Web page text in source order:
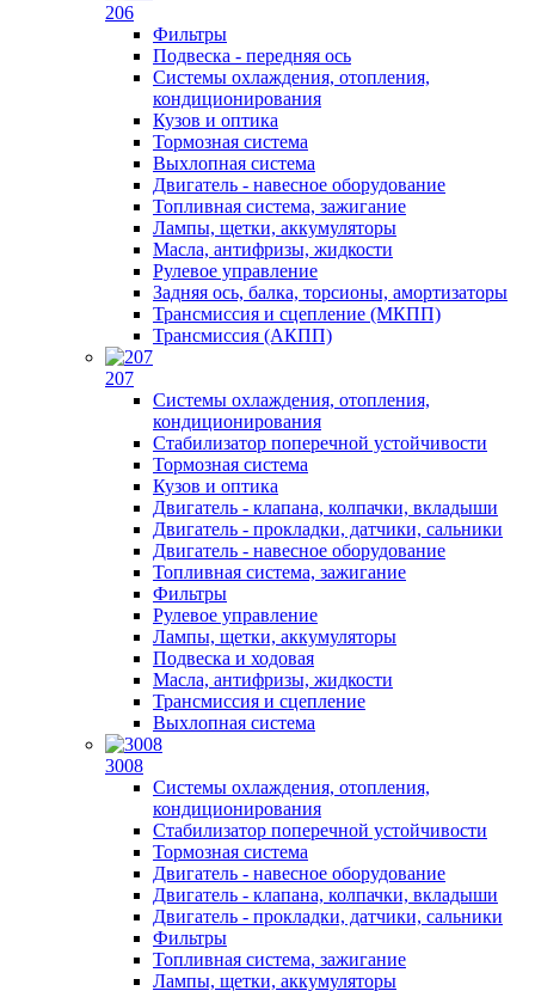
206
Фильтры
Подвеска - передняя ось
Системы охлаждения, отопления,
кондиционирования
Кузов и оптика
Тормозная система
Выхлопная система
Двигатель - навесное оборудование
Топливная система, зажигание
Лампы, щетки, аккумуляторы
Масла, антифризы, жидкости
Рулевое управление
Задняя ось, балка, торсионы, амортизаторы
Трансмиссия и сцепление (МКПП)
Трансмиссия (АКПП)
207
Системы охлаждения, отопления,
кондиционирования
Стабилизатор поперечной устойчивости
Тормозная система
Кузов и оптика
Двигатель - клапана, колпачки, вкладыши
Двигатель - прокладки, датчики, сальники
Двигатель - навесное оборудование
Топливная система, зажигание
Фильтры
Рулевое управление
Лампы, щетки, аккумуляторы
Подвеска и ходовая
Масла, антифризы, жидкости
Трансмиссия и сцепление
Выхлопная система
3008
Системы охлаждения, отопления,
кондиционирования
Стабилизатор поперечной устойчивости
Тормозная система
Двигатель - навесное оборудование
Двигатель - клапана, колпачки, вкладыши
Двигатель - прокладки, датчики, сальники
Фильтры
Топливная система, зажигание
Лампы, щетки, аккумуляторы